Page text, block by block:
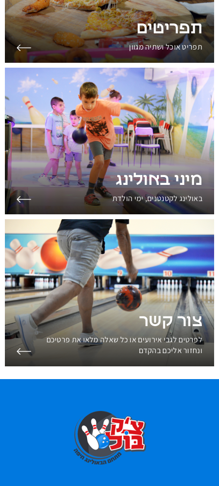
תפריטים
תפריט אוכל ושתיה מגוון
מיני באולינג
באולינג לקטנטנים, ימי הולדת
צור קשר
לפרטים לגבי אירועים או כל שאלה מלאו את פרטיכם
ונחזור אליכם בהקדם